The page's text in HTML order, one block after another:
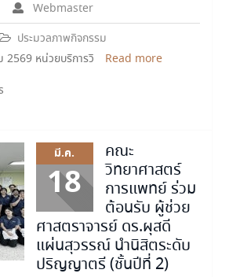
Webmaster
ประมวลภาพกิจกรรม
หน่วยบริการวิ
Read more
มี.ค.
18
คณะ
วิทยาศาสตร์
การแพทย์ ร่วม
ต้อนรับ ผู้ช่วย
ศาสตราจารย์ ดร.ผุสดี
แผ่นสุวรรณ์ นำนิสิตระดับ
ปริญญาตรี (ชั้นปีที่ 2)